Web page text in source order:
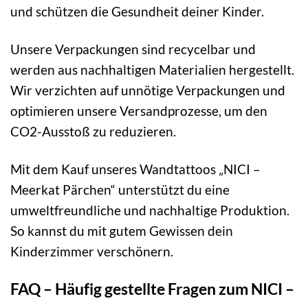
und schützen die Gesundheit deiner Kinder.
Unsere Verpackungen sind recycelbar und
werden aus nachhaltigen Materialien hergestellt.
Wir verzichten auf unnötige Verpackungen und
optimieren unsere Versandprozesse, um den
CO2-Ausstoß zu reduzieren.
Mit dem Kauf unseres Wandtattoos „NICI –
Meerkat Pärchen“ unterstützt du eine
umweltfreundliche und nachhaltige Produktion.
So kannst du mit gutem Gewissen dein
Kinderzimmer verschönern.
FAQ – Häufig gestellte Fragen zum NICI –